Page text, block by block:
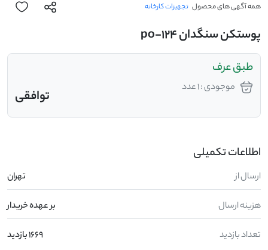
همه آگهی های محصول تجهیزات کارخانه
پوستکن سنگدان po-124
طبق عرف
موجودی : 1 عدد توافقی
اطلاعات تکمیلی
ارسال از تهران
هزینه ارسال بر عهده خریدار
تعداد بازدید 1669 بازدید